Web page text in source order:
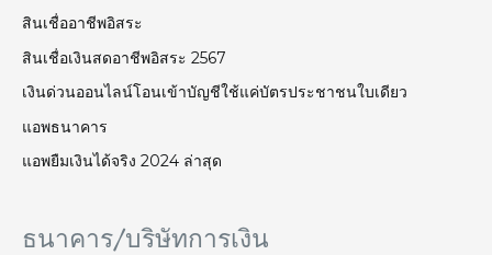
สินเชื่ออาชีพอิสระ
สินเชื่อเงินสดอาชีพอิสระ 2567
เงินด่วนออนไลน์โอนเข้าบัญชีใช้แค่บัตรประชาชนใบเดียว
แอพธนาคาร
แอพยืมเงินได้จริง 2024 ล่าสุด
ธนาคาร/บริษัทการเงิน